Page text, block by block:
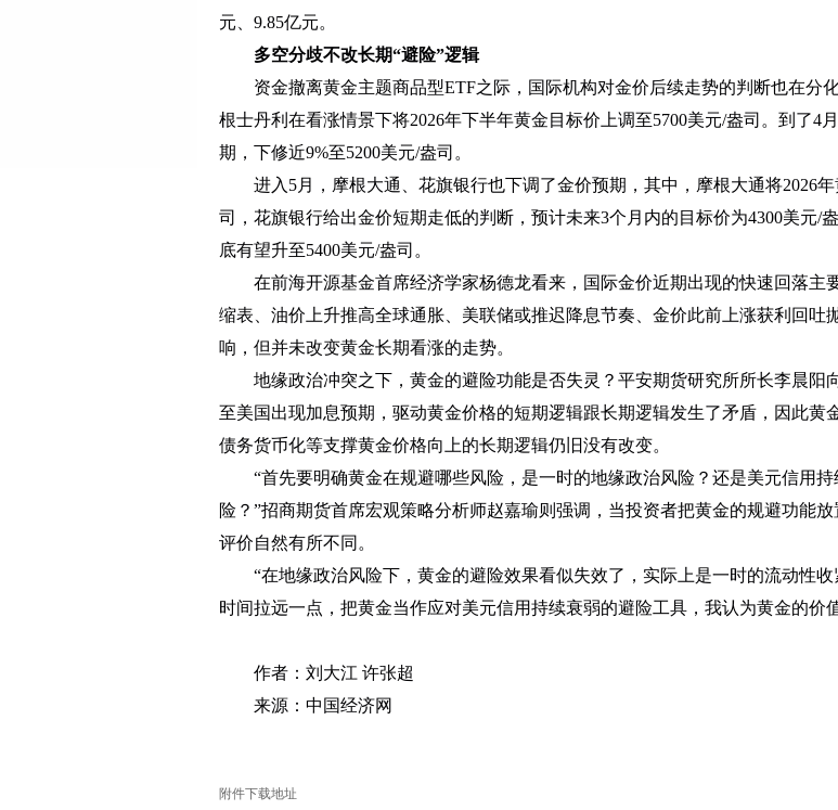
元、9.85亿元。
多空分歧不改长期“避险”逻辑
资金撤离黄金主题商品型ETF之际，国际机构对金价后续走势的判断也在分
根士丹利在看涨情景下将2026年下半年黄金目标价上调至5700美元/盎司。到了4
期，下修近9%至5200美元/盎司。
进入5月，摩根大通、花旗银行也下调了金价预期，其中，摩根大通将2026年
司，花旗银行给出金价短期走低的判断，预计未来3个月内的目标价为4300美元/
底有望升至5400美元/盎司。
在前海开源基金首席经济学家杨德龙看来，国际金价近期出现的快速回落主
缩表、油价上升推高全球通胀、美联储或推迟降息节奏、金价此前上涨获利回
响，但并未改变黄金长期看涨的走势。
地缘政治冲突之下，黄金的避险功能是否失灵？平安期货研究所所长李晨阳
至美国出现加息预期，驱动黄金价格的短期逻辑跟长期逻辑发生了矛盾，因此黄
债务货币化等支撑黄金价格向上的长期逻辑仍旧没有改变。
“首先要明确黄金在规避哪些风险，是一时的地缘政治风险？还是美元信用持
险？”招商期货首席宏观策略分析师赵嘉瑜则强调，当投资者把黄金的规避功能
评价自然有所不同。
“在地缘政治风险下，黄金的避险效果看似失效了，实际上是一时的流动性
时间拉远一点，把黄金当作应对美元信用持续衰弱的避险工具，我认为黄金的价
作者：刘大江 许张超
来源：中国经济网
附件下载地址